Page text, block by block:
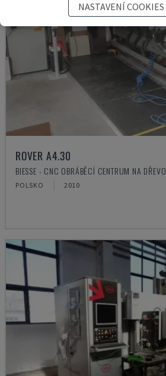
ROVER A4.30
BIESSE - CNC OBRÁBĚCÍ CENTRUM NA DŘEVO
POLSKO 2010
NASTAVENÍ COOKIES